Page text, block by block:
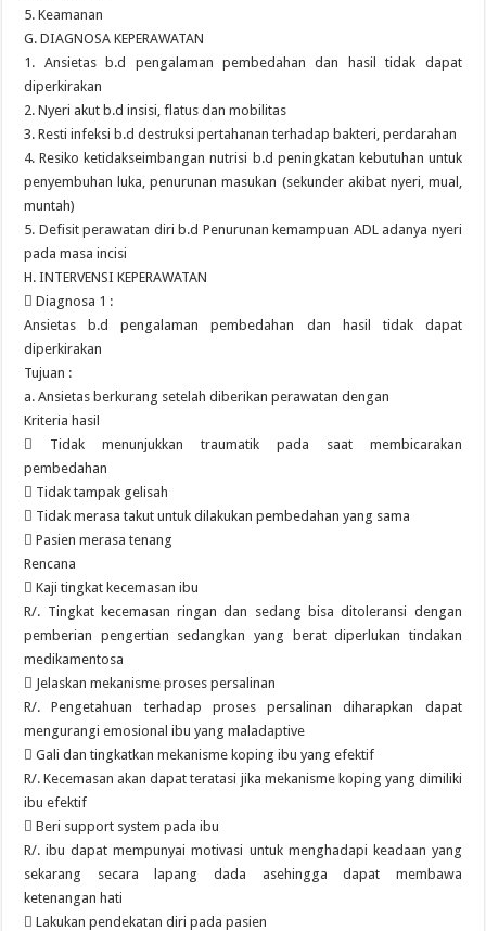
5. Keamanan
G. DIAGNOSA KEPERAWATAN
1. Ansietas b.d pengalaman pembedahan dan hasil tidak dapat
diperkirakan
2. Nyeri akut b.d insisi, flatus dan mobilitas
3. Resti infeksi b.d destruksi pertahanan terhadap bakteri, perdarahan
4. Resiko ketidakseimbangan nutrisi b.d peningkatan kebutuhan untuk
penyembuhan luka, penurunan masukan (sekunder akibat nyeri, mual,
muntah)
5. Defisit perawatan diri b.d Penurunan kemampuan ADL adanya nyeri
pada masa incisi
H. INTERVENSI KEPERAWATAN
 Diagnosa 1 :
Ansietas b.d pengalaman pembedahan dan hasil tidak dapat
diperkirakan
Tujuan :
a. Ansietas berkurang setelah diberikan perawatan dengan
Kriteria hasil
 Tidak menunjukkan traumatik pada saat membicarakan
pembedahan
 Tidak tampak gelisah
 Tidak merasa takut untuk dilakukan pembedahan yang sama
 Pasien merasa tenang
Rencana
 Kaji tingkat kecemasan ibu
R/. Tingkat kecemasan ringan dan sedang bisa ditoleransi dengan
pemberian pengertian sedangkan yang berat diperlukan tindakan
medikamentosa
 Jelaskan mekanisme proses persalinan
R/. Pengetahuan terhadap proses persalinan diharapkan dapat
mengurangi emosional ibu yang maladaptive
 Gali dan tingkatkan mekanisme koping ibu yang efektif
R/. Kecemasan akan dapat teratasi jika mekanisme koping yang dimiliki
ibu efektif
 Beri support system pada ibu
R/. ibu dapat mempunyai motivasi untuk menghadapi keadaan yang
sekarang secara lapang dada asehingga dapat membawa
ketenangan hati
 Lakukan pendekatan diri pada pasien